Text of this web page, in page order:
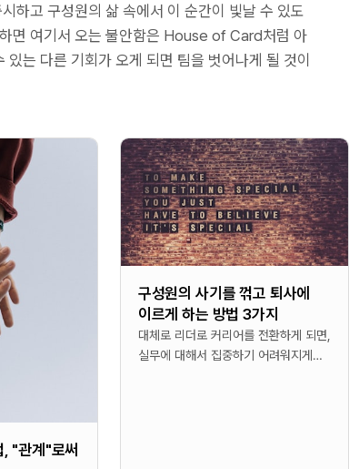
하고 구성원의 삶 속에서 이 순간이 빛날 수 있도
면 여기서 오는 불안함은 House of Card처럼 아
는 다른 기회가 오게 되면 팀을 벗어나게 될 것이
"관계"로써
구성원의 사기를 꺾고 퇴사에
이르게 하는 방법 3가지
대체로 리더로 커리어를 전환하게 되면,
실무에 대해서 집중하기 어려워지게